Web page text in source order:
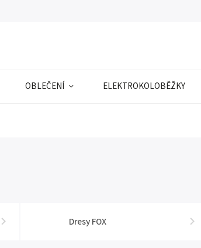
OBLEČENÍ ELEKTROKOLOBĚŽKY
Dresy FOX